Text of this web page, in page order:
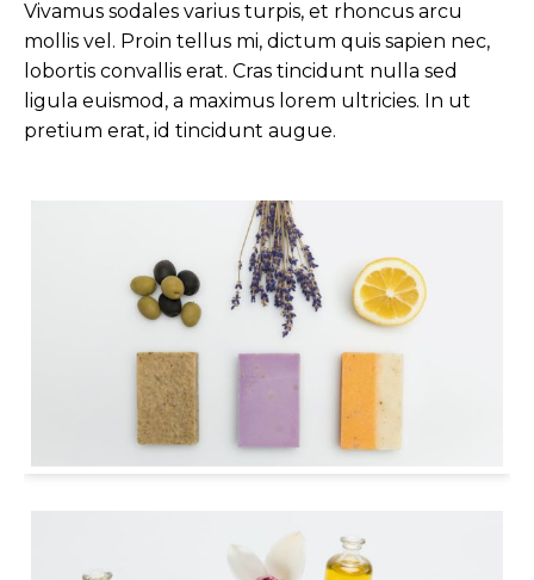
Vivamus sodales varius turpis, et rhoncus arcu
mollis vel. Proin tellus mi, dictum quis sapien nec,
lobortis convallis erat. Cras tincidunt nulla sed
ligula euismod, a maximus lorem ultricies. In ut
pretium erat, id tincidunt augue.